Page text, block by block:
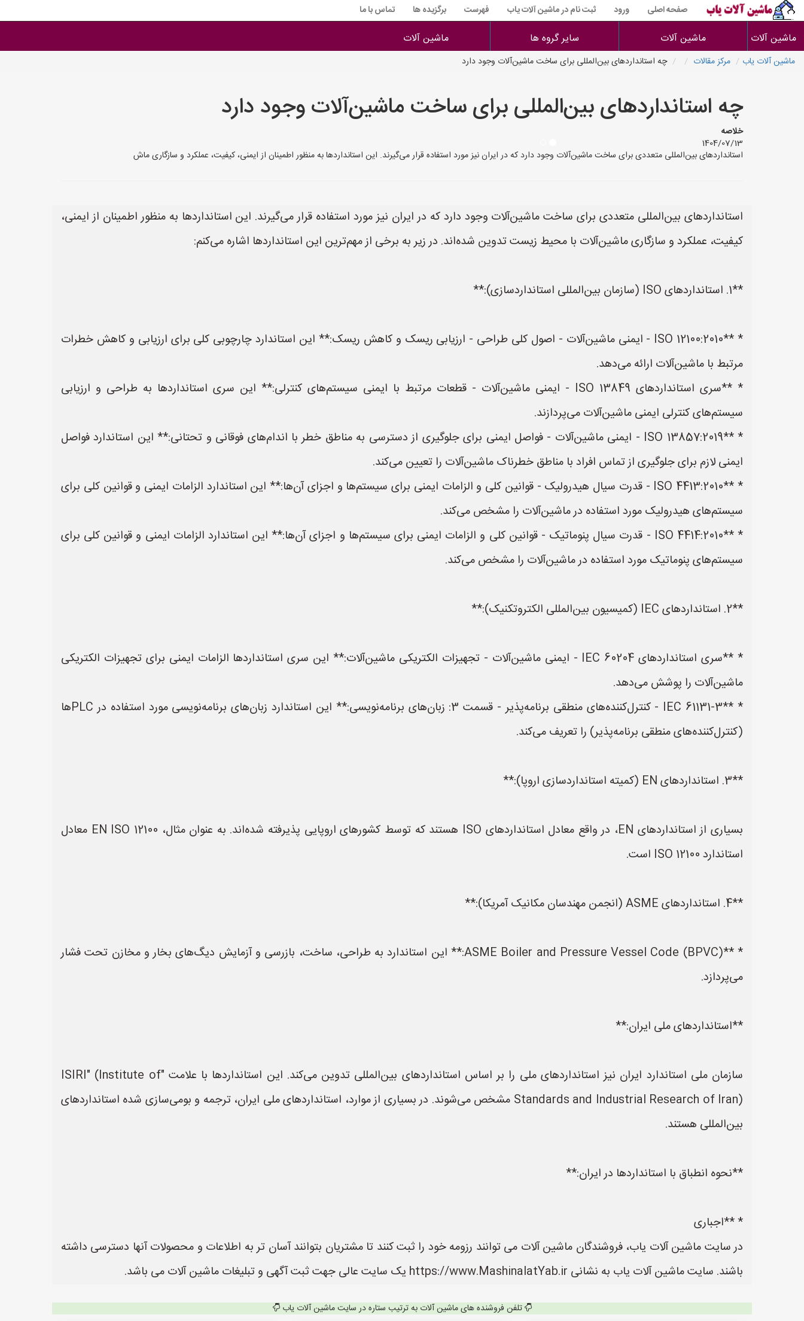
صفحه اصلی ورود ثبت نام در ماشین آلات یاب فهرست برگزیده ها تماس با ما
ماشین آلات ماشین آلات سایر گروه ها ماشین آلات
ماشین آلات یاب مرکز مقالات چه استانداردهای بین‌المللی برای ساخت ماشین‌آلات وجود دارد
چه استانداردهای بین‌المللی برای ساخت ماشین‌آلات وجود دارد
خلاصه
1404/07/13
استانداردهای بین‌المللی متعددی برای ساخت ماشین‌آلات وجود دارد که در ایران نیز مورد استفاده قرار می‌گیرند. این استانداردها به منظور اطمینان از ایمنی، کیفیت، عملکرد و سازگاری ماش
استانداردهای بین‌المللی متعددی برای ساخت ماشین‌آلات وجود دارد که در ایران نیز مورد استفاده قرار می‌گیرند. این استانداردها به منظور اطمینان از ایمنی،
کیفیت، عملکرد و سازگاری ماشین‌آلات با محیط زیست تدوین شده‌اند. در زیر به برخی از مهم‌ترین این استانداردها اشاره می‌کنم:
**1. استانداردهای ISO (سازمان بین‌المللی استانداردسازی):**
* **ISO 12100:2010 - ایمنی ماشین‌آلات - اصول کلی طراحی - ارزیابی ریسک و کاهش ریسک:** این استاندارد چارچوبی کلی برای ارزیابی و کاهش خطرات
مرتبط با ماشین‌آلات ارائه می‌دهد.
* **سری استانداردهای ISO 13849 - ایمنی ماشین‌آلات - قطعات مرتبط با ایمنی سیستم‌های کنترلی:** این سری استانداردها به طراحی و ارزیابی
سیستم‌های کنترلی ایمنی ماشین‌آلات می‌پردازند.
* **ISO 13857:2019 - ایمنی ماشین‌آلات - فواصل ایمنی برای جلوگیری از دسترسی به مناطق خطر با اندام‌های فوقانی و تحتانی:** این استاندارد فواصل
ایمنی لازم برای جلوگیری از تماس افراد با مناطق خطرناک ماشین‌آلات را تعیین می‌کند.
* **ISO 4413:2010 - قدرت سیال هیدرولیک - قوانین کلی و الزامات ایمنی برای سیستم‌ها و اجزای آن‌ها:** این استاندارد الزامات ایمنی و قوانین کلی برای
سیستم‌های هیدرولیک مورد استفاده در ماشین‌آلات را مشخص می‌کند.
* **ISO 4414:2010 - قدرت سیال پنوماتیک - قوانین کلی و الزامات ایمنی برای سیستم‌ها و اجزای آن‌ها:** این استاندارد الزامات ایمنی و قوانین کلی برای
سیستم‌های پنوماتیک مورد استفاده در ماشین‌آلات را مشخص می‌کند.
**2. استانداردهای IEC (کمیسیون بین‌المللی الکتروتکنیک):**
* **سری استانداردهای IEC 60204 - ایمنی ماشین‌آلات - تجهیزات الکتریکی ماشین‌آلات:** این سری استانداردها الزامات ایمنی برای تجهیزات الکتریکی
ماشین‌آلات را پوشش می‌دهد.
* **IEC 61131-3 - کنترل‌کننده‌های منطقی برنامه‌پذیر - قسمت 3: زبان‌های برنامه‌نویسی:** این استاندارد زبان‌های برنامه‌نویسی مورد استفاده در PLCها
(کنترل‌کننده‌های منطقی برنامه‌پذیر) را تعریف می‌کند.
**3. استانداردهای EN (کمیته استانداردسازی اروپا):**
بسیاری از استانداردهای EN، در واقع معادل استانداردهای ISO هستند که توسط کشورهای اروپایی پذیرفته شده‌اند. به عنوان مثال، EN ISO 12100 معادل
استاندارد ISO 12100 است.
**4. استانداردهای ASME (انجمن مهندسان مکانیک آمریکا):**
* **ASME Boiler and Pressure Vessel Code (BPVC):** این استاندارد به طراحی، ساخت، بازرسی و آزمایش دیگ‌های بخار و مخازن تحت فشار
می‌پردازد.
**استانداردهای ملی ایران:**
سازمان ملی استاندارد ایران نیز استانداردهای ملی را بر اساس استانداردهای بین‌المللی تدوین می‌کند. این استانداردها با علامت "ISIRI" (Institute of
Standards and Industrial Research of Iran) مشخص می‌شوند. در بسیاری از موارد، استانداردهای ملی ایران، ترجمه و بومی‌سازی شده استانداردهای
بین‌المللی هستند.
**نحوه انطباق با استانداردها در ایران:**
* **اجباری
در سایت ماشین آلات یاب، فروشندگان ماشین آلات می توانند رزومه خود را ثبت کنند تا مشتریان بتوانند آسان تر به اطلاعات و محصولات آنها دسترسی داشته
باشند. سایت ماشین آلات یاب به نشانی https://www.MashinalatYab.ir یک سایت عالی جهت ثبت آگهی و تبلیغات ماشین آلات می باشد.
تلفن فروشنده های ماشین آلات به ترتیب ستاره در سایت ماشین آلات یاب